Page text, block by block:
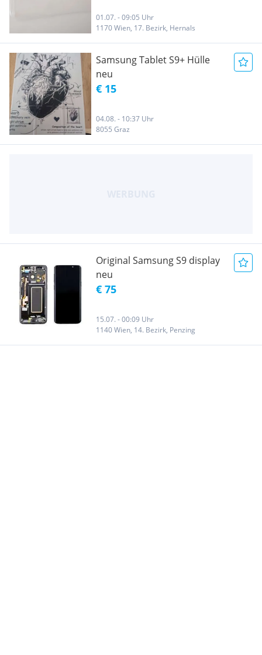
01.07. - 09:05 Uhr
1170 Wien, 17. Bezirk, Hernals
Samsung Tablet S9+ Hülle
neu
€ 15
04.08. - 10:37 Uhr
8055 Graz
Original Samsung S9 display
neu
€ 75
15.07. - 00:09 Uhr
1140 Wien, 14. Bezirk, Penzing